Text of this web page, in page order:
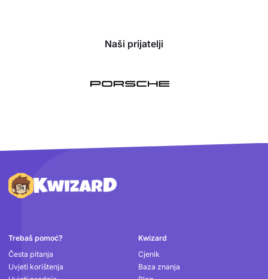
Naši prijatelji
Podnožje
Trebaš pomoć?
Česta pitanja
Uvjeti korištenja
Kwizard
Cjenik
Baza znanja